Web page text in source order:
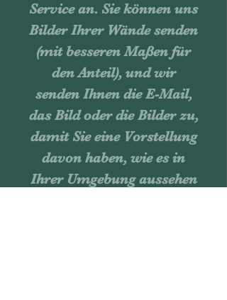
Service an. Sie können uns
Bilder Ihrer Wände senden
(mit besseren Maßen für
den Anteil), und wir
senden Ihnen die E-Mail,
das Bild oder die Bilder zu,
damit Sie eine Vorstellung
davon haben, wie es in
Ihrer Umgebung aussehen